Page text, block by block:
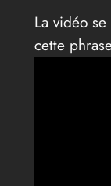
La vidéo
cette